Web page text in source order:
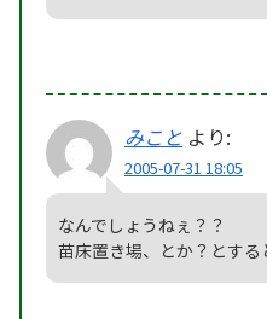
みこと より:
2005-07-31 18:05
なんでしょうねぇ？？
苗床置き場、とか？とす